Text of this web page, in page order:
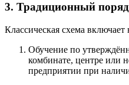
3. Традиционный
Классическая схема включает
Обучение по
комбинате, центре или
предприятии при